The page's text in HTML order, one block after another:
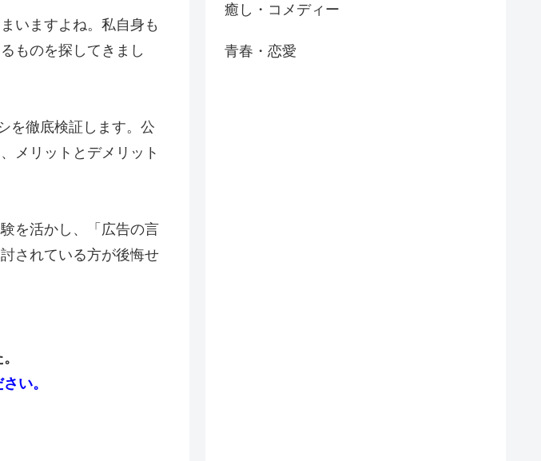
いますよね。私自身も
ものを探してきまし
を徹底検証します。公
メリットとデメリット
を活かし、「広告の言
されている方が後悔せ
い。
癒し・コメディー
青春・恋愛